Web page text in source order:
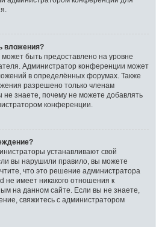
вложения?
быть предоставлено на уровне
Администратор конференции может
в определённых форумах. Также
разрешено только членам
не знаете, почему не можете добавлять
конференции.
устанавливают свой
вы нарушили правило, вы можете
что это решение администратора
не имеет никакого отношения к
на данном сайте. Если вы не знаете,
свяжитесь с администратором